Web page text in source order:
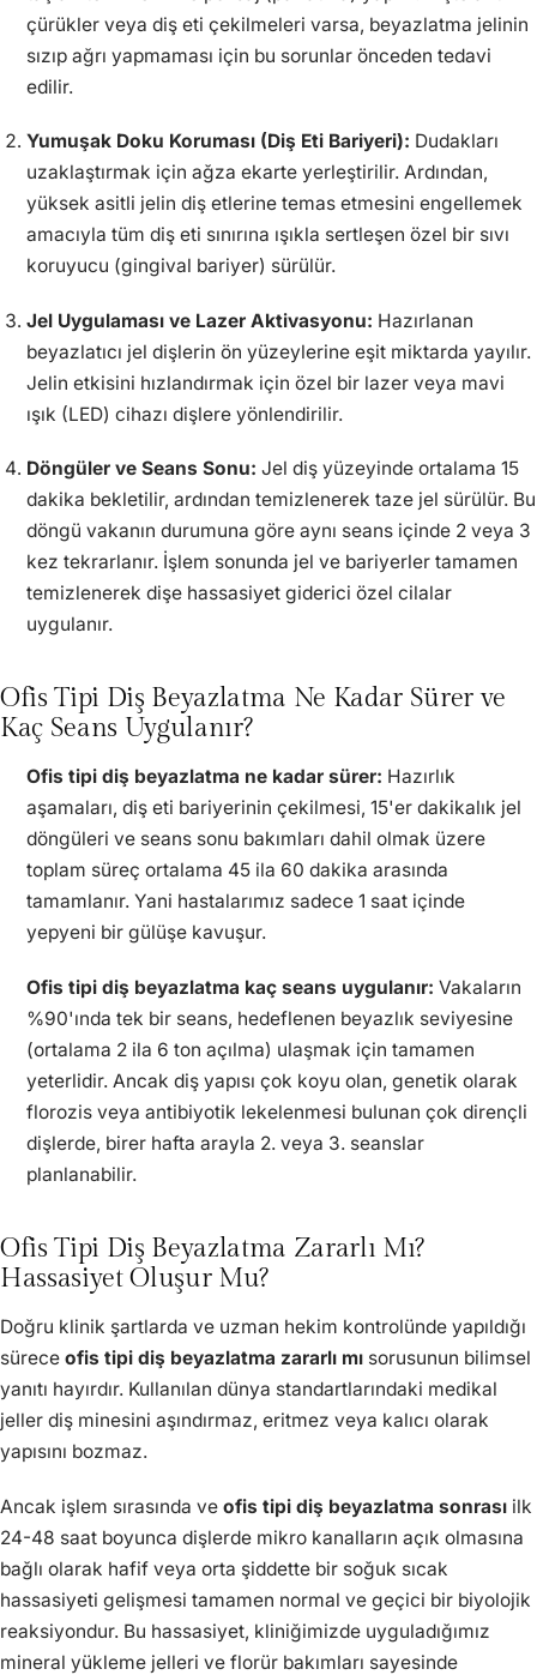
çürükler veya diş eti çekilmeleri varsa, beyazlatma jelinin
sızıp ağrı yapmaması için bu sorunlar önceden tedavi
edilir.
Yumuşak Doku Koruması (Diş Eti Bariyeri): Dudakları
uzaklaştırmak için ağza ekarte yerleştirilir. Ardından,
yüksek asitli jelin diş etlerine temas etmesini engellemek
amacıyla tüm diş eti sınırına ışıkla sertleşen özel bir sıvı
koruyucu (gingival bariyer) sürülür.
Jel Uygulaması ve Lazer Aktivasyonu: Hazırlanan
beyazlatıcı jel dişlerin ön yüzeylerine eşit miktarda yayılır.
Jelin etkisini hızlandırmak için özel bir lazer veya mavi
ışık (LED) cihazı dişlere yönlendirilir.
Döngüler ve Seans Sonu: Jel diş yüzeyinde ortalama 15
dakika bekletilir, ardından temizlenerek taze jel sürülür. Bu
döngü vakanın durumuna göre aynı seans içinde 2 veya 3
kez tekrarlanır. İşlem sonunda jel ve bariyerler tamamen
temizlenerek dişe hassasiyet giderici özel cilalar
uygulanır.
Ofis Tipi Diş Beyazlatma Ne Kadar Sürer ve
Kaç Seans Uygulanır?
Ofis tipi diş beyazlatma ne kadar sürer: Hazırlık
aşamaları, diş eti bariyerinin çekilmesi, 15'er dakikalık jel
döngüleri ve seans sonu bakımları dahil olmak üzere
toplam süreç ortalama 45 ila 60 dakika arasında
tamamlanır. Yani hastalarımız sadece 1 saat içinde
yepyeni bir gülüşe kavuşur.
Ofis tipi diş beyazlatma kaç seans uygulanır: Vakaların
%90'ında tek bir seans, hedeflenen beyazlık seviyesine
(ortalama 2 ila 6 ton açılma) ulaşmak için tamamen
yeterlidir. Ancak diş yapısı çok koyu olan, genetik olarak
florozis veya antibiyotik lekelenmesi bulunan çok dirençli
dişlerde, birer hafta arayla 2. veya 3. seanslar
planlanabilir.
Ofis Tipi Diş Beyazlatma Zararlı Mı?
Hassasiyet Oluşur Mu?
Doğru klinik şartlarda ve uzman hekim kontrolünde yapıldığı
sürece ofis tipi diş beyazlatma zararlı mı sorusunun bilimsel
yanıtı hayırdır. Kullanılan dünya standartlarındaki medikal
jeller diş minesini aşındırmaz, eritmez veya kalıcı olarak
yapısını bozmaz.
Ancak işlem sırasında ve ofis tipi diş beyazlatma sonrası ilk
24-48 saat boyunca dişlerde mikro kanalların açık olmasına
bağlı olarak hafif veya orta şiddette bir soğuk sıcak
hassasiyeti gelişmesi tamamen normal ve geçici bir biyolojik
reaksiyondur. Bu hassasiyet, kliniğimizde uyguladığımız
mineral yükleme jelleri ve florür bakımları sayesinde